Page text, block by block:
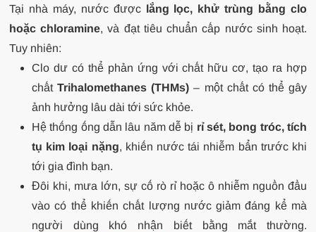
Tại nhà máy, nước được lắng lọc, khử trùng bằng clo
hoặc chloramine, và đạt tiêu chuẩn cấp nước sinh hoạt.
Tuy nhiên:
Clo dư có thể phản ứng với chất hữu cơ, tạo ra hợp
chấtTrihalomethanes (THMs) – một chất có thể gây
ảnh hưởng lâu dài tới sức khỏe.
Hệ thống ống dẫn lâu năm dễ bị rỉ sét, bong tróc, tích
tụ kim loại nặng, khiến nước tái nhiễm bẩn trước khi
tới gia đình bạn.
Đôi khi, mưa lớn, sự cố rò rỉ hoặc ô nhiễm nguồn đầu
vào có thể khiến chất lượng nước giảm đáng kể mà
người dùng khó nhận biết bằng mắt thường.